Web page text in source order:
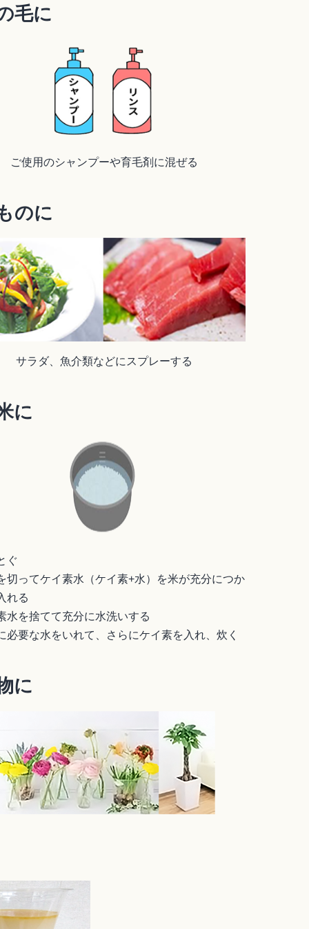
毛に
ご使用のシャンプーや育毛剤に混ぜる
のに
サラダ、魚介類などにスプレーする
に
ぐ
切ってケイ素水（ケイ素+水）を米が充分につか
れる
水を捨てて充分に水洗いする
要な水をいれて、さらにケイ素を入れ、炊く
に